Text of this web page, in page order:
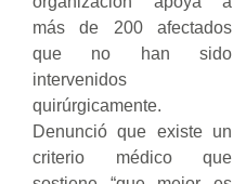
más de 200 afectados
que no han sido
intervenidos
quirúrgicamente.
Denunció que existe un
criterio médico que